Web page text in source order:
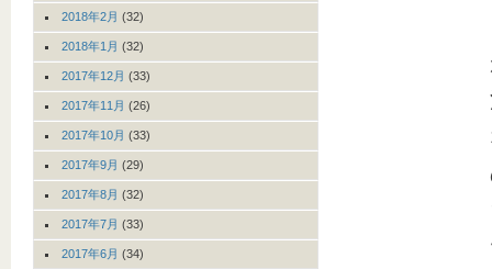
2018年2月 (32)
2018年1月 (32)
2017年12月 (33)
2017年11月 (26)
2017年10月 (33)
2017年9月 (29)
2017年8月 (32)
2017年7月 (33)
2017年6月 (34)